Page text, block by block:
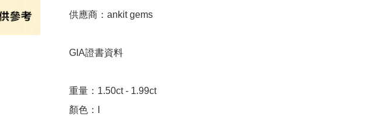
供應商：ankit gems
GIA證書資料
重量：1.50ct - 1.99ct
顏色：I